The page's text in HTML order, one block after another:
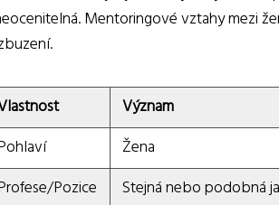
Mentoringové vztahy mezi
Význam
Žena
Pozice
Stejná nebo podobná